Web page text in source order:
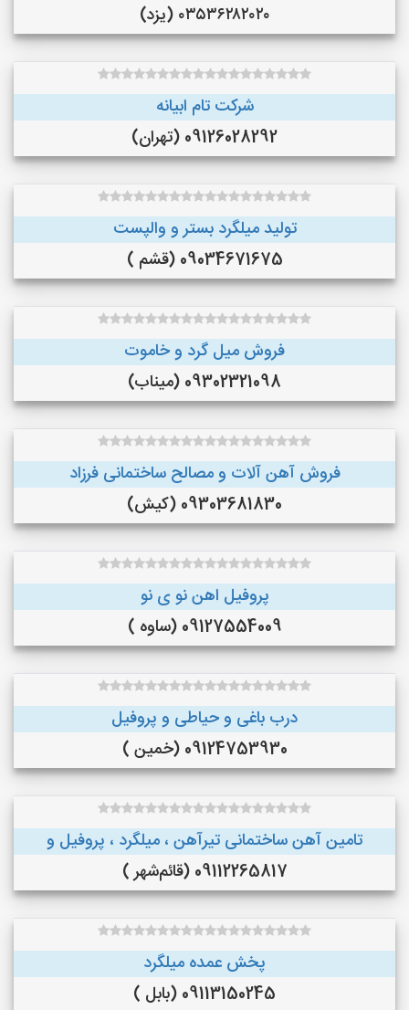
۰۳۵۳۶۲۸۲۰۲۰ (یزد)
شرکت تام ابیانه
09126028292 (تهران)
تولید میلگرد بستر و والپست
09034671675 (قشم )
فروش میل گرد و خاموت
09302321098 (میناب)
فروش آهن آلات و مصالح ساختمانی فرزاد
09303681830 (کیش)
پروفیل اهن نو ی نو
09127554009 (ساوه )
درب باغی و حیاطی و پروفیل
09124753930 (خمین )
تامین آهن ساختمانی تیرآهن ، میلگرد ، پروفیل و
09112265817 (قائم‌شهر )
پخش عمده میلگرد
09113150245 (بابل )